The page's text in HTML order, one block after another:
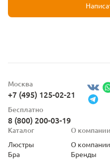
Москва
+7 (495) 125-02-21
Бесплатно
8 (800) 200-03-19
Каталог
Люстры
Бра
О компании
О компании
Бренды